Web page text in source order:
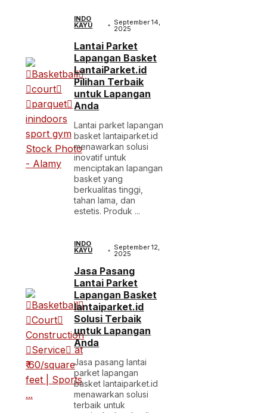
INDO
KAYU September 14,
2025
Lantai Parket
Lapangan Basket
LantaiParket.id
Pilihan Terbaik
untuk Lapangan
Anda
Lantai parket lapangan
basket lantaiparket.id
menawarkan solusi
inovatif untuk
menciptakan lapangan
basket yang
berkualitas tinggi,
tahan lama, dan
estetis. Produk ...
INDO
KAYU September 12,
2025
Jasa Pasang
Lantai Parket
Lapangan Basket
lantaiparket.id
Solusi Terbaik
untuk Lapangan
Anda
Jasa pasang lantai
parket lapangan
basket lantaiparket.id
menawarkan solusi
terbaik untuk